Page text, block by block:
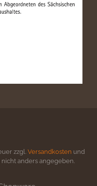
zzgl. Versandkosten und
anders angegeben.